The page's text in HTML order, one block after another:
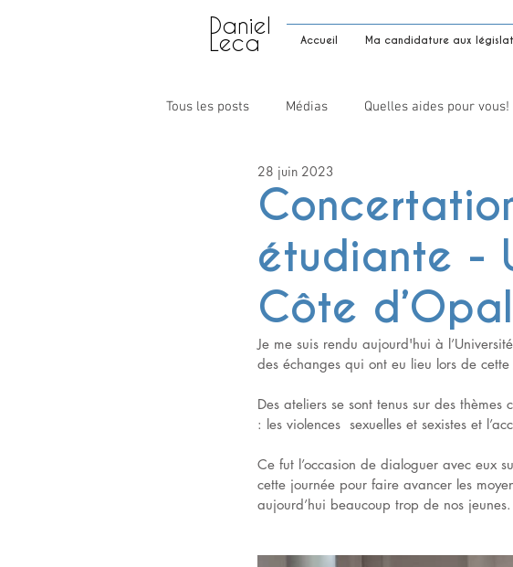
Accueil Ma candidature aux
Daniel
Leca
Tous les posts Médias Quelles aides pour vous!
étudiante -
Côte
28 juin 2023
Je me suis rendu aujourd'hui à
des échanges qui ont eu lieu lors de
Des ateliers se sont tenus sur des
: les violences  sexuelles et sexistes et
Ce fut l’occasion de dialoguer avec eux
cette journée pour faire avancer les
aujourd’hui beaucoup trop de nos jeunes.